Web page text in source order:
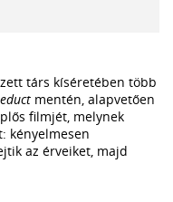
társ kíséretében több
mentén, alapvetően
filmjét, melynek
kényelmesen
az érveiket, majd